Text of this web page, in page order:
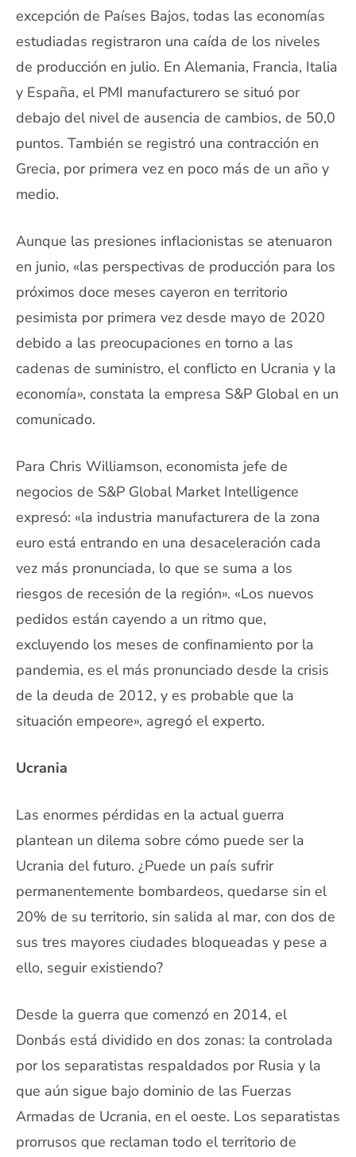
excepción de Países Bajos, todas las economías
estudiadas registraron una caída de los niveles
de producción en julio. En Alemania, Francia, Italia
y España, el PMI manufacturero se situó por
debajo del nivel de ausencia de cambios, de 50,0
puntos. También se registró una contracción en
Grecia, por primera vez en poco más de un año y
medio.
Aunque las presiones inflacionistas se atenuaron
en junio, «las perspectivas de producción para los
próximos doce meses cayeron en territorio
pesimista por primera vez desde mayo de 2020
debido a las preocupaciones en torno a las
cadenas de suministro, el conflicto en Ucrania y la
economía», constata la empresa S&P Global en un
comunicado.
Para Chris Williamson, economista jefe de
negocios de S&P Global Market Intelligence
expresó: «la industria manufacturera de la zona
euro está entrando en una desaceleración cada
vez más pronunciada, lo que se suma a los
riesgos de recesión de la región». «Los nuevos
pedidos están cayendo a un ritmo que,
excluyendo los meses de confinamiento por la
pandemia, es el más pronunciado desde la crisis
de la deuda de 2012, y es probable que la
situación empeore», agregó el experto.
Ucrania
Las enormes pérdidas en la actual guerra
plantean un dilema sobre cómo puede ser la
Ucrania del futuro. ¿Puede un país sufrir
permanentemente bombardeos, quedarse sin el
20% de su territorio, sin salida al mar, con dos de
sus tres mayores ciudades bloqueadas y pese a
ello, seguir existiendo?
Desde la guerra que comenzó en 2014, el
Donbás está dividido en dos zonas: la controlada
por los separatistas respaldados por Rusia y la
que aún sigue bajo dominio de las Fuerzas
Armadas de Ucrania, en el oeste. Los separatistas
prorrusos que reclaman todo el territorio de